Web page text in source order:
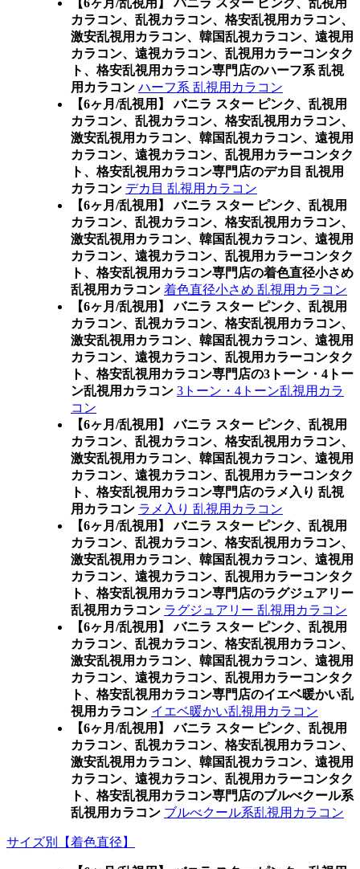
【6ヶ月/乱視用】 バニラ スター ピンク、乱視用
カラコン、乱視カラコン、格安乱視用カラコン、
激安乱視用カラコン、韓国乱視カラコン、遠視用
カラコン、遠視カラコン、乱視用カラーコンタク
ト、格安乱視用カラコン専門店のハーフ系 乱視
用カラコン ハーフ系 乱視用カラコン
【6ヶ月/乱視用】 バニラ スター ピンク、乱視用
カラコン、乱視カラコン、格安乱視用カラコン、
激安乱視用カラコン、韓国乱視カラコン、遠視用
カラコン、遠視カラコン、乱視用カラーコンタク
ト、格安乱視用カラコン専門店のデカ目 乱視用
カラコン デカ目 乱視用カラコン
【6ヶ月/乱視用】 バニラ スター ピンク、乱視用
カラコン、乱視カラコン、格安乱視用カラコン、
激安乱視用カラコン、韓国乱視カラコン、遠視用
カラコン、遠視カラコン、乱視用カラーコンタク
ト、格安乱視用カラコン専門店の着色直径小さめ
乱視用カラコン 着色直径小さめ 乱視用カラコン
【6ヶ月/乱視用】 バニラ スター ピンク、乱視用
カラコン、乱視カラコン、格安乱視用カラコン、
激安乱視用カラコン、韓国乱視カラコン、遠視用
カラコン、遠視カラコン、乱視用カラーコンタク
ト、格安乱視用カラコン専門店の3トーン・4トー
ン乱視用カラコン 3トーン・4トーン乱視用カラ
コン
【6ヶ月/乱視用】 バニラ スター ピンク、乱視用
カラコン、乱視カラコン、格安乱視用カラコン、
激安乱視用カラコン、韓国乱視カラコン、遠視用
カラコン、遠視カラコン、乱視用カラーコンタク
ト、格安乱視用カラコン専門店のラメ入り 乱視
用カラコン ラメ入り 乱視用カラコン
【6ヶ月/乱視用】 バニラ スター ピンク、乱視用
カラコン、乱視カラコン、格安乱視用カラコン、
激安乱視用カラコン、韓国乱視カラコン、遠視用
カラコン、遠視カラコン、乱視用カラーコンタク
ト、格安乱視用カラコン専門店のラグジュアリー
乱視用カラコン ラグジュアリー 乱視用カラコン
【6ヶ月/乱視用】 バニラ スター ピンク、乱視用
カラコン、乱視カラコン、格安乱視用カラコン、
激安乱視用カラコン、韓国乱視カラコン、遠視用
カラコン、遠視カラコン、乱視用カラーコンタク
ト、格安乱視用カラコン専門店のイエベ暖かい乱
視用カラコン イエベ暖かい乱視用カラコン
【6ヶ月/乱視用】 バニラ スター ピンク、乱視用
カラコン、乱視カラコン、格安乱視用カラコン、
激安乱視用カラコン、韓国乱視カラコン、遠視用
カラコン、遠視カラコン、乱視用カラーコンタク
ト、格安乱視用カラコン専門店のブルべクール系
乱視用カラコン ブルべクール系乱視用カラコン
サイズ別【着色直径】